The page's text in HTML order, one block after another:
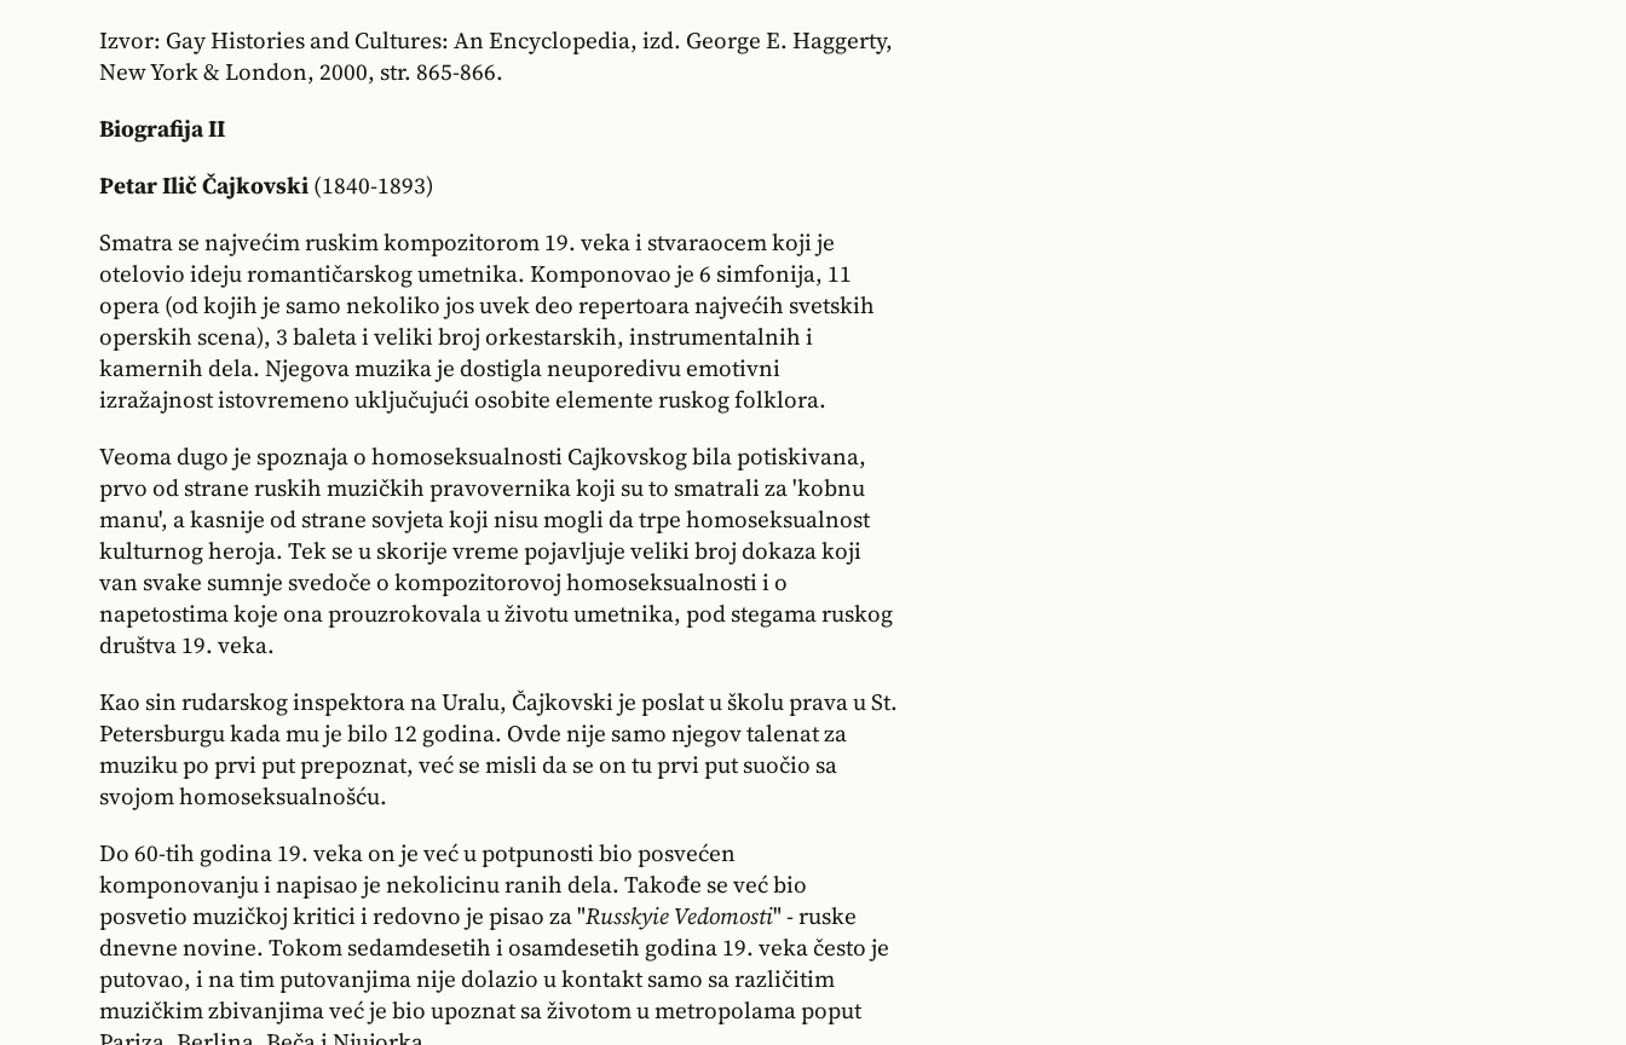
Izvor: Gay Histories and Cultures: An Encyclopedia, izd. George E. Haggerty,
New York & London, 2000, str. 865-866.
Biografija II
Petar Ilič Čajkovski(1840-1893)
Smatra se najvećim ruskim kompozitorom 19. veka i stvaraocem koji je
otelovio ideju romantičarskog umetnika. Komponovao je 6 simfonija, 11
opera (od kojih je samo nekoliko jos uvek deo repertoara najvećih svetskih
operskih scena), 3 baleta i veliki broj orkestarskih, instrumentalnih i
kamernih dela. Njegova muzika je dostigla neuporedivu emotivni
izražajnost istovremeno uključujući osobite elemente ruskog folklora.
Veoma dugo je spoznaja o homoseksualnosti Cajkovskog bila potiskivana,
prvo od strane ruskih muzičkih pravovernika koji su to smatrali za 'kobnu
manu', a kasnije od strane sovjeta koji nisu mogli da trpe homoseksualnost
kulturnog heroja. Tek se u skorije vreme pojavljuje veliki broj dokaza koji
van svake sumnje svedoče o kompozitorovoj homoseksualnosti i o
napetostima koje ona prouzrokovala u životu umetnika, pod stegama ruskog
društva 19. veka.
Kao sin rudarskog inspektora na Uralu, Čajkovski je poslat u školu prava u St.
Petersburgu kada mu je bilo 12 godina. Ovde nije samo njegov talenat za
muziku po prvi put prepoznat, već se misli da se on tu prvi put suočio sa
svojom homoseksualnošću.
Do 60-tih godina 19. veka on je već u potpunosti bio posvećen
komponovanju i napisao je nekolicinu ranih dela. Takođe se već bio
posvetio muzičkoj kritici i redovno je pisao za "Russkyie Vedomosti" - ruske
dnevne novine. Tokom sedamdesetih i osamdesetih godina 19. veka često je
putovao, i na tim putovanjima nije dolazio u kontakt samo sa različitim
muzičkim zbivanjima već je bio upoznat sa životom u metropolama poput